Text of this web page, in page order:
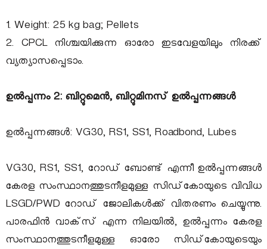
1. Weight: 25 kg bag; Pellets
2. CPCL നിശ്ചയിക്കുന്ന ഓരോ ഇടവേളയിലും നിരക്ക്
വ്യത്യാസപ്പെടാം.
ഉൽപ്പന്നം 2: ബിറ്റുമെൻ, ബിറ്റുമിനസ് ഉൽപ്പന്നങ്ങൾ
ഉൽപ്പന്നങ്ങൾ: VG30, RS1, SS1, Roadbond, Lubes
VG30, RS1, SS1, റോഡ് ബോണ്ട് എന്നീ ഉൽപ്പന്നങ്ങൾ
കേരള സംസ്ഥാനത്തുടനീളമുള്ള സിഡ്‌കോയുടെ വിവിധ
LSGD/PWD റോഡ് ജോലികൾക്ക് വിതരണം ചെയ്യുന്നു.
പാരഫിൻ വാക്‌സ് എന്ന നിലയിൽ, ഉൽപ്പന്നം കേരള
സംസ്ഥാനത്തുടനീളമുള്ള ഓരോ സിഡ്‌കോയുടെയും